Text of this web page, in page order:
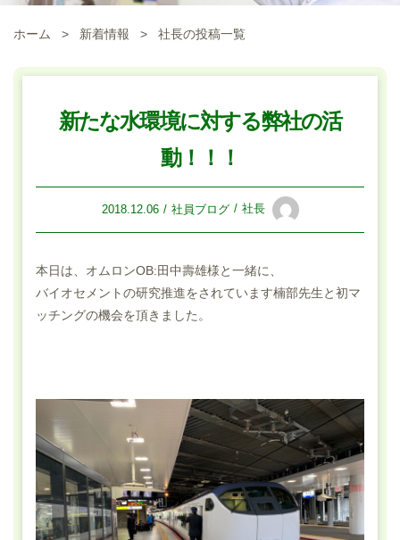
ホーム > 新着情報 > 社長の投稿一覧
新たな水環境に対する弊社の活
動！！！
2018.12.06 社員ブログ 社長
本日は、オムロンOB:田中壽雄様と一緒に、
バイオセメントの研究推進をされています楠部先生と初マ
ッチングの機会を頂きました。